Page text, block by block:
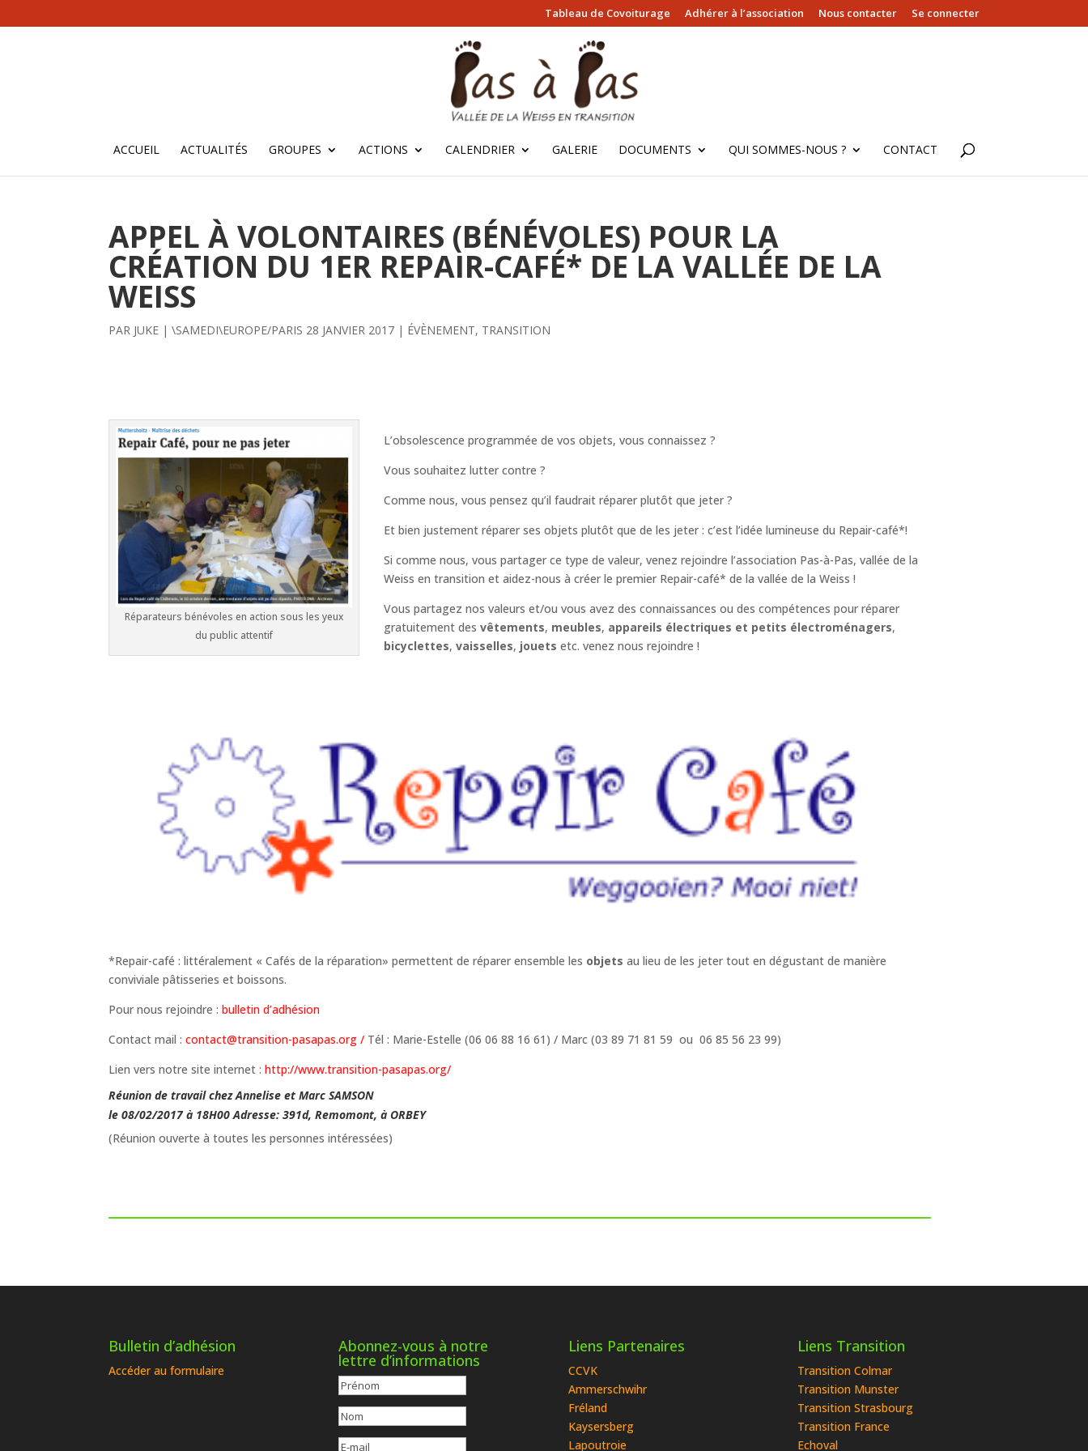
Tableau de Covoiturage Adhérer à l’association Nous contacter Se connecter
ACCUEIL ACTUALITÉS GROUPES ACTIONS CALENDRIER GALERIE DOCUMENTS QUI SOMMES-NOUS ? CONTACT
APPEL À VOLONTAIRES (BÉNÉVOLES) POUR LA
CRÉATION DU 1ER REPAIR-CAFÉ* DE LA VALLÉE DE LA
WEISS
PAR JUKE |\SAMEDI\EUROPE/PARIS 28 JANVIER 2017 | ÉVÈNEMENT, TRANSITION
Réparateurs bénévoles en action sous les yeux
du public attentif
L’obsolescence programmée de vos objets, vous connaissez ?
Vous souhaitez lutter contre ?
Comme nous, vous pensez qu’il faudrait réparer plutôt que jeter ?
Et bien justement réparer ses objets plutôt que de les jeter : c’est l’idée lumineuse du Repair-café*!
Si comme nous, vous partager ce type de valeur, venez rejoindre l’association Pas-à-Pas, vallée de la
Weiss en transition et aidez-nous à créer le premier Repair-café* de la vallée de la Weiss !
Vous partagez nos valeurs et/ou vous avez des connaissances ou des compétences pour réparer
gratuitement desvêtements, meubles, appareils électriques et petits électroménagers,
bicyclettes,vaisselles, jouets etc. venez nous rejoindre !
*Repair-café : littéralement « Cafés de la réparation» permettent de réparer ensemble les objets au lieu de les jeter tout en dégustant de manière
conviviale pâtisseries et boissons.
Pour nous rejoindre :bulletin d’adhésion
Contact mail :contact@transition-pasapas.org / Tél : Marie-Estelle (06 06 88 16 61) / Marc (03 89 71 81 59 ou 06 85 56 23 99)
Lien vers notre site internet :http://www.transition-pasapas.org/
Réunion de travail chez Annelise et Marc SAMSON
le 08/02/2017 à 18H00Adresse: 391d, Remomont, à ORBEY
(Réunion ouverte à toutes les personnes intéressées)
Bulletin d’adhésion
Accéder au formulaire
Abonnez-vous à notre
lettre d’informations
Liens Partenaires
CCVK
Ammerschwihr
Fréland
Kaysersberg
Lapoutroie
Liens Transition
Transition Colmar
Transition Munster
Transition Strasbourg
Transition France
Echoval